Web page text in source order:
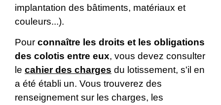
implantation des bâtiments, matériaux et
couleurs...).
Pour connaître les droits et les obligations
des colotis entre eux, vous devez consulter
le cahier des charges du lotissement, s'il en
a été établi un. Vous trouverez des
renseignement sur les charges, les